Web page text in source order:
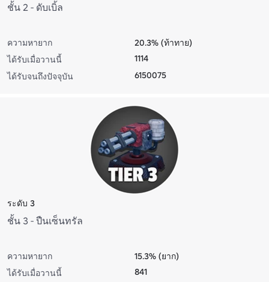
ชั้น 2 - ดับเบิ้ล
ความหายาก
20.3% (ท้าทาย)
ได้รับเมื่อวานนี้
1114
ได้รับจนถึงปัจจุบัน
6150075
ระดับ 3
ชั้น 3 - ปืนเซ็นทรัล
ความหายาก
15.3% (ยาก)
ได้รับเมื่อวานนี้
841